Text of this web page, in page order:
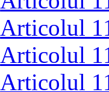
Articolul
Articolul
Articolul